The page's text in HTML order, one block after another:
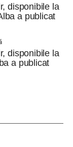
disponibile la
a publicat
disponibile la
a publicat